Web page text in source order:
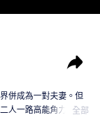
併成為一對夫妻。但
人一路高能角力，成
全部